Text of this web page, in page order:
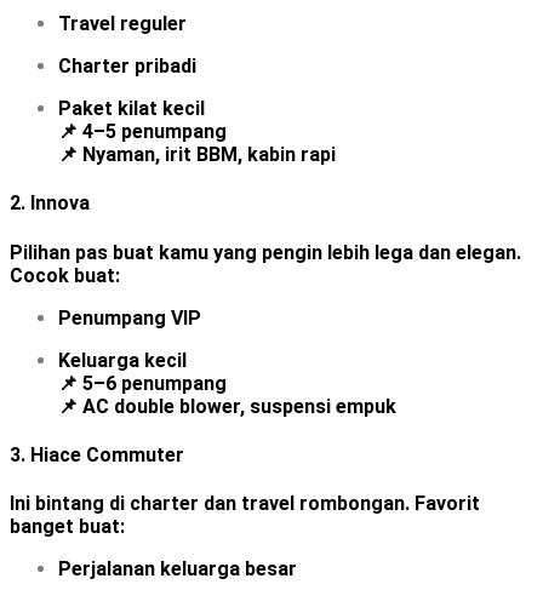
Travel reguler
Charter pribadi
Paket kilat kecil
📌 4–5 penumpang
📌 Nyaman, irit BBM, kabin rapi
2. Innova
Pilihan pas buat kamu yang pengin lebih lega dan elegan.
Cocok buat:
Penumpang VIP
Keluarga kecil
📌 5–6 penumpang
📌 AC double blower, suspensi empuk
3. Hiace Commuter
Ini bintang di charter dan travel rombongan. Favorit
banget buat:
Perjalanan keluarga besar